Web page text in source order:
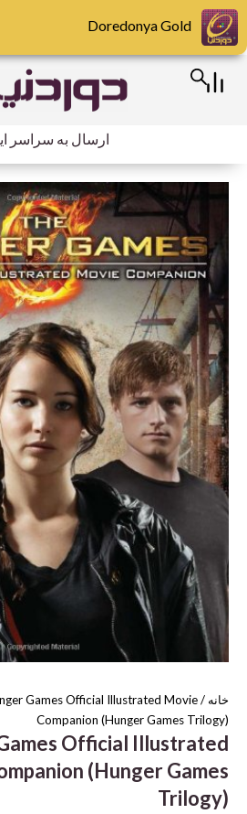
پرش
به
محتوا
ارسال به سراسر
خانه /
Games Official Illustrated Movie
Companion (Hunger Games Trilogy)
Official Illustrated
(Hunger Games
Trilogy)